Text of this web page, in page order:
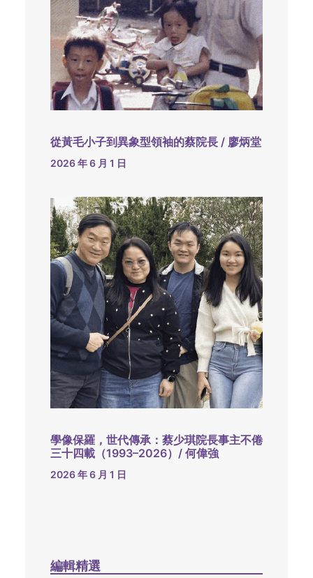
從黃毛小子到異象型領袖的蔡院長 / 廖炳堂
2026 年 6 月 1 日
學像保羅，世代傳承：蔡少琪院長事主不倦
三十四載（1993–2026）/ 何偉強
2026 年 6 月 1 日
編輯精選